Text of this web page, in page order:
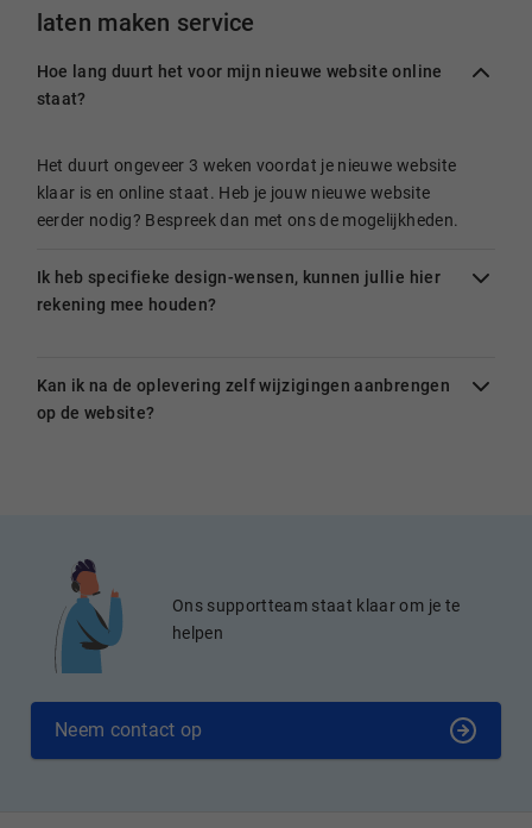
laten maken service
Hoe lang duurt het voor mijn nieuwe website online
staat?
Het duurt ongeveer 3 weken voordat je nieuwe website
klaar is en online staat. Heb je jouw nieuwe website
eerder nodig? Bespreek dan met ons de mogelijkheden.
Ik heb specifieke design-wensen, kunnen jullie hier
rekening mee houden?
Kan ik na de oplevering zelf wijzigingen aanbrengen
op de website?
Ons supportteam staat klaar om je te
helpen
Neem contact op